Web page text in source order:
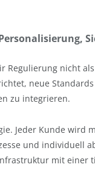
Regulierung nicht
neue
zu integrieren.
Jeder Kunde wird
und individuell
mit einer